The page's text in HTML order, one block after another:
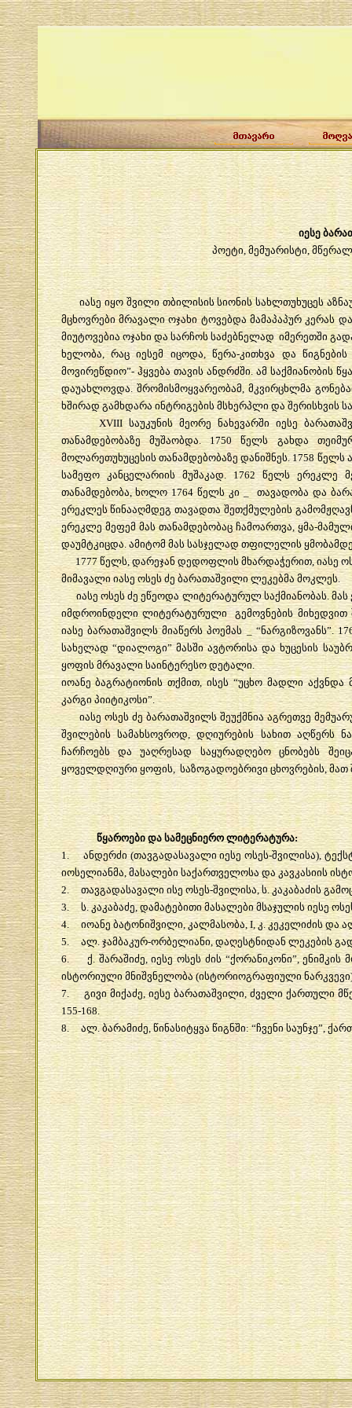
იესე
პოეტი, მემუარისტი,
იასე იყო შვილი თბილისის სიონის სახლთუხუცეს
მცხოვრები მრავალი ოჯახი ტოვებდა მამაპაპურ კერას და
მიუტოვებია ოჯახი და სარჩოს საძებნელად იმერეთში
ხელობა,რაც იესემ იცოდა ,წერა-კითხვა და წიგნების
მოვირეწდიო”- ჰყვება თავის ანდრძში.ამ საქმიანობის
დაუახლოვდა. შრომისმოყვარეობამ ,მკვირცხლმა
ხშირად გამხდარა ინტრიგების მსხერპლი და შერისხვის
XVIII საუკუნის მეორე ნახევარში იესე
თანამდებობაზე
მუშაობდა. 1750წელს გახდა
მოლარეთუხუცესის თანამდებობაზე დანიშნეს. 1758 წელს
სამეფო კანცელარიის მუშაკად . 1762წელს ერეკლე
თანამდებობა,ხოლო1764წელს კი_თავადობა და
ერეკლეს წინააღმდეგ თავადთა შეთქმულების
ერეკლე მეფემ მას თანამდებობაც ჩამოართვა, ყმა-
დაუმტკიცდა.ამიტომ მას სასჯელად თფილელის
1777 წელს,დარეჯან დედოფლის მხარდაჭერით,იასე
მიმავალი იასე ოსეს ძე ბარათაშვილი ლეკებმა მოკლეს.
იასე ოსეს ძე ეწეოდა ლიტერატურულ საქმიანობას.მას
იმდროინდელი ლიტერატურული გემოვნების მიხედვით
იასე ბარათაშვილს მიაწერს პოემას _ “ნარგიზოვანს”.
სახელად “დიალოგი”მასში ავტორისა და ხუცესის
ყოფის მრავალი საინტერესო დეტალი.
იოანე ბაგრატიონის თქმით,ისეს“უცხო მადლი აქვნდა
კარგი პიიტიკოსი”.
იასე ოსეს ძე ბარათაშვილს შეუქმნია აგრეთვე
შვილების სამახსოვროდ,დღიურების სახით აღწერს
ჩარჩოებს
და უაღრესად საყურადღებო ცნობებს
ყოველდღიური ყოფის, საზოგადოებრივი ცხოვრების,მათ
წყაროები და სამეცნიერო ლიტერატურა:
1.ანდერძი(თავგადასავალი იესე ოსეს-შვილისა),
იოსელიანმა , მასალები საქართველოსა და კავკასიის
2.თავგადასავალი ისე ოსეს-შვილისა,ს. კაკაბაძის
3.ს.კაკაბაძე,დამატებითი მასალები მსაჯულის იესე
4. იოანე ბატონიშვილი,კალმასობა, I,კ.კეკელიძის და
5.ალ.ჯამბაკურ-ორბელიანი,დაღესტნიდან ლეკების
6. ქ.შარაშიძე ,იესე ოსეს ძის“ქორანიკონი”,ენიმკის
ისტორიული მნიშვნელობა(ისტორიოგრაფიული ნარკვევი
7.გივი მიქაძე,იესე ბარათაშვილი,ძველი ქართული
155-168.
8.ალ.ბარამიძე, წინასიტყვა წიგნში: “ჩვენი საუნჯე”,